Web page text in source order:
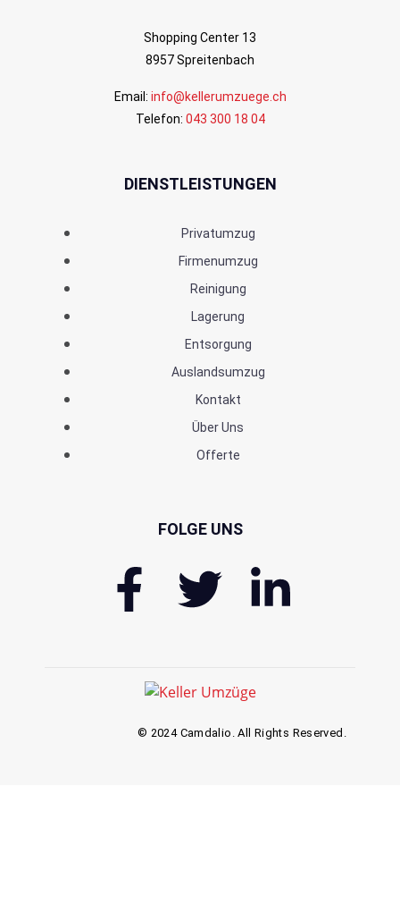
Shopping Center 13
8957 Spreitenbach
Email: info@kellerumzuege.ch
Telefon: 043 300 18 04
DIENSTLEISTUNGEN
Privatumzug
Firmenumzug
Reinigung
Lagerung
Entsorgung
Auslandsumzug
Kontakt
Über Uns
Offerte
FOLGE UNS
© 2024 Camdalio. All Rights Reserved.